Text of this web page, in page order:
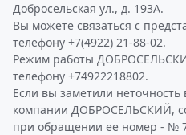
Добросельская ул., д. 193А.
Вы можете связаться с
телефону +7(4922) 21-88-02.
Режим работы
телефону +74922218802.
Если вы заметили
компании ДОБРОСЕЛЬСКИЙ,
при обращении ее номер - №